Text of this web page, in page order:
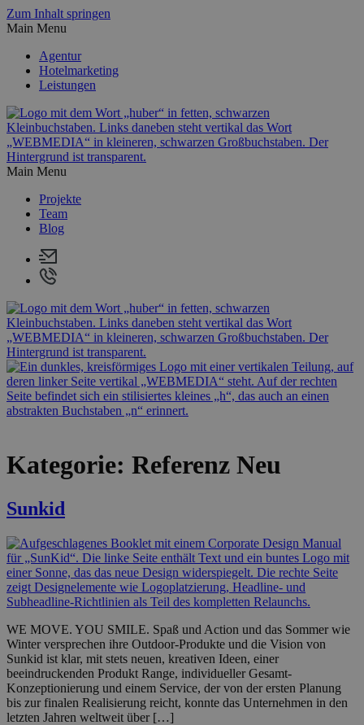
Zum Inhalt springen
Main Menu
Agentur
Hotelmarketing
Leistungen
Main Menu
Projekte
Team
Blog
Kategorie: Referenz Neu
Sunkid
WE MOVE. YOU SMILE. Spaß und Action und das Sommer wie
Winter versprechen ihre Outdoor-Produkte und die Vision von
Sunkid ist klar, mit stets neuen, kreativen Ideen, einer
beeindruckenden Produkt Range, individueller Gesamt-
Konzeptionierung und einem Service, der von der ersten Planung
bis zur finalen Realisierung reicht, konnte das Unternehmen in den
letzten Jahren weltweit über […]